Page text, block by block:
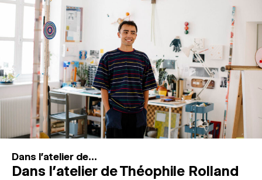
MAGAZINE
ESPACES DE PRATIQUE ARTISTIQUE ↓
Recherche
Connexion
Dans l'atelier de...
Dans l’atelier de Théophile Rolland